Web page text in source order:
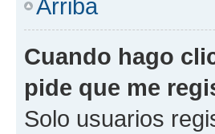
Arriba
Cuando hago
pide que me
Solo usuarios